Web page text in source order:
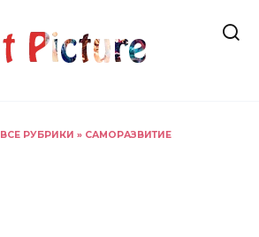
ВСЕ РУБРИКИ » САМОРАЗВИТИЕ